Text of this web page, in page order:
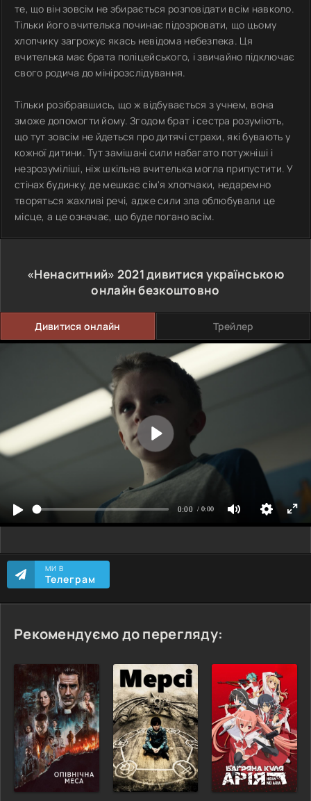
те, що він зовсім не збирається розповідати всім навколо.
Тільки його вчителька починає підозрювати, що цьому
хлопчику загрожує якась невідома небезпека. Ця
вчителька має брата поліцейського, і звичайно підключає
свого родича до мінірозслідування.
Тільки розібравшись, що ж відбувається з учнем, вона
зможе допомогти йому. Згодом брат і сестра розуміють,
що тут зовсім не йдеться про дитячі страхи, які бувають у
кожної дитини. Тут замішані сили набагато потужніші і
незрозуміліші, ніж шкільна вчителька могла припустити. У
стінах будинку, де мешкає сім'я хлопчаки, недаремно
творяться жахливі речі, адже сили зла облюбували це
місце, а це означає, що буде погано всім.
«Ненаситний» 2021дивитися українською
онлайн безкоштовно
Дивитися онлайн Трейлер
МИ В
Телеграм
Рекомендуємо до перегляду: